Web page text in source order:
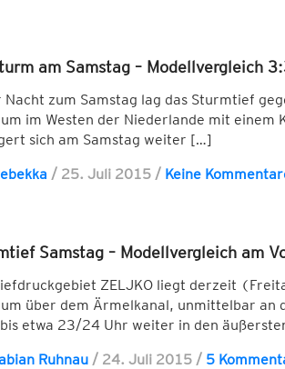
am Samstag – Modellvergleich
Nacht zum Samstag lag das Sturmtief
im Westen der Niederlande mit einem
sich am Samstag weiter […]
/ 25. Juli 2015 / Keine
Samstag – Modellvergleich am
ZELJKO liegt derzeit
über dem Ärmelkanal, unmittelbar an
etwa 23/24 Uhr weiter in den
Ruhnau / 24. Juli 2015 / 5